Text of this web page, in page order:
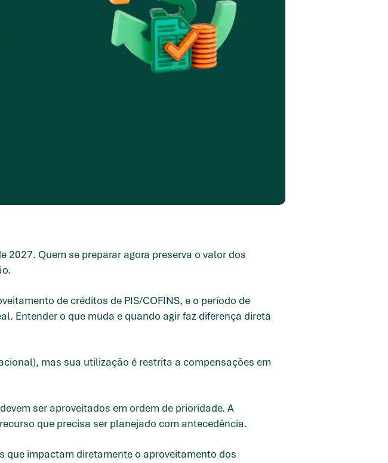
2027. Quem se preparar agora preserva o valor dos
de créditos de PIS/COFINS, e o período de
Entender o que muda e quando agir faz diferença direta
mas sua utilização é restrita a compensações em
ser aproveitados em ordem de prioridade. A
que precisa ser planejado com antecedência.
que impactam diretamente o aproveitamento dos